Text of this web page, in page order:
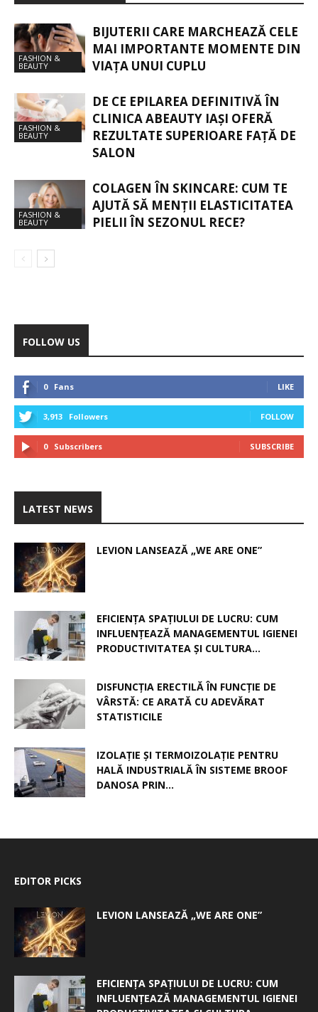
FASHION &
BEAUTY
BIJUTERII CARE MARCHEAZĂ CELE
MAI IMPORTANTE MOMENTE DIN
VIAȚA UNUI CUPLU
FASHION &
BEAUTY
DE CE EPILAREA DEFINITIVĂ ÎN
CLINICA ABEAUTY IAȘI OFERĂ
REZULTATE SUPERIOARE FAȚĂ DE
SALON
FASHION &
BEAUTY
COLAGEN ÎN SKINCARE: CUM TE
AJUTĂ SĂ MENȚII ELASTICITATEA
PIELII ÎN SEZONUL RECE?
FOLLOW US
0 Fans LIKE
3,913 Followers FOLLOW
0 Subscribers SUBSCRIBE
LATEST NEWS
LEVION LANSEAZĂ „WE ARE ONE”
EFICIENȚA SPAȚIULUI DE LUCRU: CUM
INFLUENȚEAZĂ MANAGEMENTUL IGIENEI
PRODUCTIVITATEA ȘI CULTURA...
DISFUNCȚIA ERECTILĂ ÎN FUNCȚIE DE
VÂRSTĂ: CE ARATĂ CU ADEVĂRAT
STATISTICILE
IZOLAȚIE ȘI TERMOIZOLAȚIE PENTRU
HALĂ INDUSTRIALĂ ÎN SISTEME BROOF
DANOSA PRIN...
EDITOR PICKS
LEVION LANSEAZĂ „WE ARE ONE”
EFICIENȚA SPAȚIULUI DE LUCRU: CUM
INFLUENȚEAZĂ MANAGEMENTUL IGIENEI